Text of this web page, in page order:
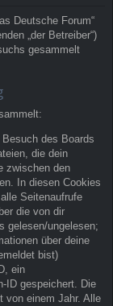
Deutsche Forum“
„der Betreiber“)
gesammelt
des Boards
die dein
zwischen den
In diesen Cookies
Seitenaufrufe
die von dir
gelesen/ungelesen;
über deine
bist)
ein
ID gespeichert. Die
von einem Jahr. Alle